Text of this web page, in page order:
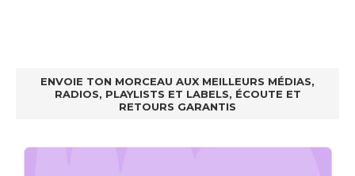
ENVOIE TON MORCEAU AUX MEILLEURS MÉDIAS,
RADIOS, PLAYLISTS ET LABELS, ÉCOUTE ET
RETOURS GARANTIS